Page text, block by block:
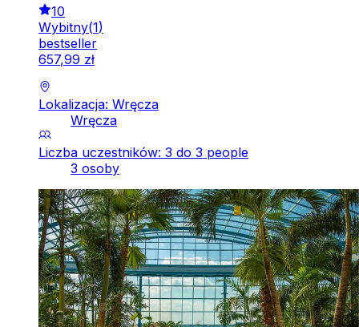
10
Wybitny(1)
bestseller
657,99 zł
Lokalizacja: Wręcza
Wręcza
Liczba uczestników: 3 do 3 people
3 osoby